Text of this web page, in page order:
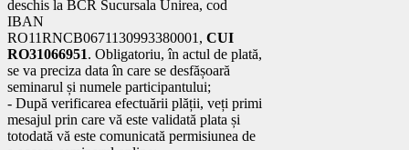
deschis la BCR Sucursala Unirea, cod
IBAN
RO11RNCB0671130993380001, CUI
RO31066951. Obligatoriu, în actul de plată,
se va preciza data în care se desfășoară
seminarul și numele participantului;
- După verificarea efectuării plății, veți primi
mesajul prin care vă este validată plata și
totodată vă este comunicată permisiunea de